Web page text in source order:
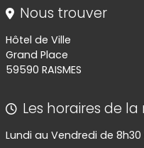
Nous trouver
Hôtel de Ville
Grand Place
59590 RAISMES
Les horaires de la
Lundi au Vendredi de 8h30